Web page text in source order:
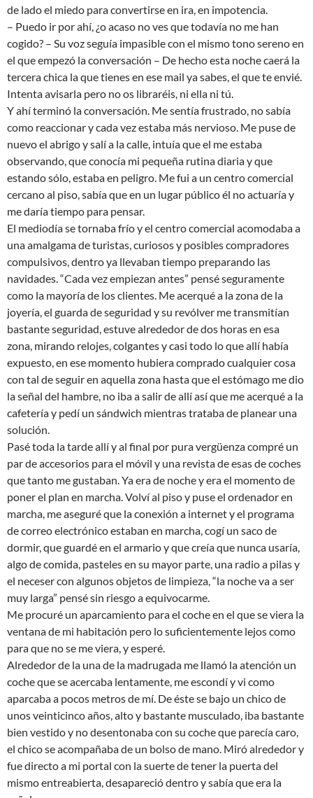
de lado el miedo para convertirse en ira, en impotencia.
– Puedo ir por ahí, ¿o acaso no ves que todavía no me han
cogido? – Su voz seguía impasible con el mismo tono sereno en
el que empezó la conversación – De hecho esta noche caerá la
tercera chica la que tienes en ese mail ya sabes, el que te envié.
Intenta avisarla pero no os libraréis, ni ella ni tú.
Y ahí terminó la conversación. Me sentía frustrado, no sabía
como reaccionar y cada vez estaba más nervioso. Me puse de
nuevo el abrigo y salí a la calle, intuía que el me estaba
observando, que conocía mi pequeña rutina diaria y que
estando sólo, estaba en peligro. Me fui a un centro comercial
cercano al piso, sabía que en un lugar público él no actuaría y
me daría tiempo para pensar.
El mediodía se tornaba frío y el centro comercial acomodaba a
una amalgama de turistas, curiosos y posibles compradores
compulsivos, dentro ya llevaban tiempo preparando las
navidades. “Cada vez empiezan antes” pensé seguramente
como la mayoría de los clientes. Me acerqué a la zona de la
joyería, el guarda de seguridad y su revólver me transmitían
bastante seguridad, estuve alrededor de dos horas en esa
zona, mirando relojes, colgantes y casi todo lo que allí había
expuesto, en ese momento hubiera comprado cualquier cosa
con tal de seguir en aquella zona hasta que el estómago me dio
la señal del hambre, no iba a salir de allí así que me acerqué a la
cafetería y pedí un sándwich mientras trataba de planear una
solución.
Pasé toda la tarde allí y al final por pura vergüenza compré un
par de accesorios para el móvil y una revista de esas de coches
que tanto me gustaban. Ya era de noche y era el momento de
poner el plan en marcha. Volví al piso y puse el ordenador en
marcha, me aseguré que la conexión a internet y el programa
de correo electrónico estaban en marcha, cogí un saco de
dormir, que guardé en el armario y que creía que nunca usaría,
algo de comida, pasteles en su mayor parte, una radio a pilas y
el neceser con algunos objetos de limpieza, “la noche va a ser
muy larga” pensé sin riesgo a equivocarme.
Me procuré un aparcamiento para el coche en el que se viera la
ventana de mi habitación pero lo suficientemente lejos como
para que no se me viera, y esperé.
Alrededor de la una de la madrugada me llamó la atención un
coche que se acercaba lentamente, me escondí y vi como
aparcaba a pocos metros de mí. De éste se bajo un chico de
unos veinticinco años, alto y bastante musculado, iba bastante
bien vestido y no desentonaba con su coche que parecía caro,
el chico se acompañaba de un bolso de mano. Miró alrededor y
fue directo a mi portal con la suerte de tener la puerta del
mismo entreabierta, desapareció dentro y sabía que era la